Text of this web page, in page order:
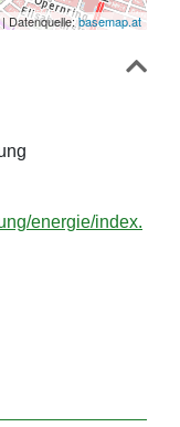
| Datenquelle:basemap.at
energie/index.